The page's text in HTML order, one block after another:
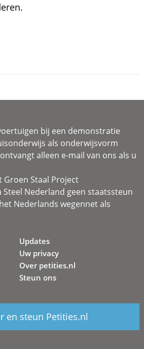
bij een demonstratie
als onderwijsvorm
alleen e-mail van ons als u
Groen Staal Project
Steel Nederland geen staatssteun
Nederlands wegennet als
Updates
Uw privacy
Over petities.nl
Steun ons
en steun Petities.nl